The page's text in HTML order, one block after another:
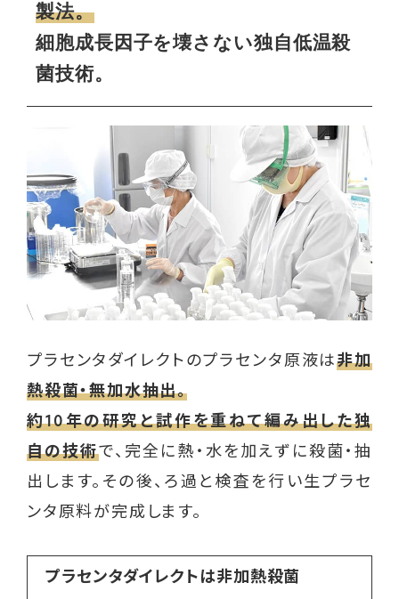
製法。
細胞成長因子を壊さない独自低温殺
菌技術。
プラセンタダイレクトのプラセンタ原液は非加
熱殺菌・無加水抽出。
約10年の研究と試作を重ねて編み出した独
自の技術で、完全に熱・水を加えずに殺菌・抽
出します。その後、ろ過と検査を行い生プラセ
ンタ原料が完成します。
プラセンタダイレクトは非加熱殺菌